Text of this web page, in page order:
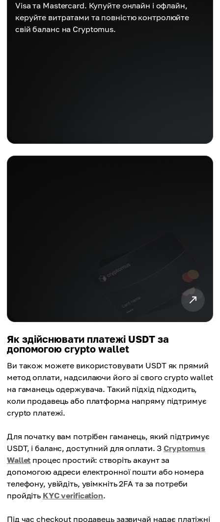
Visa та Mastercard. Купуйте онлайн і офлайн,
керуйте витратами та повністю контролюйте
свій баланс на Cryptomus.
Як здійснювати платежі USDT за
допомогою crypto wallet
Ви також можете використовувати USDT як прямий
метод оплати, надсилаючи його зі свого crypto wallet
на гаманець одержувача. Такий підхід підходить,
коли продавець або платформа напряму підтримує
crypto платежі.
Для початку вам потрібен гаманець, який підтримує
USDT, і баланс, доступний для оплати. ЗCryptomus
Wallet процес простий: створіть акаунт за
допомогою адреси електронної пошти або номера
телефону, увійдіть, увімкніть 2FA та за потреби
пройдіть KYC verification.
Під час checkout продавець зазвичай надає платіжні